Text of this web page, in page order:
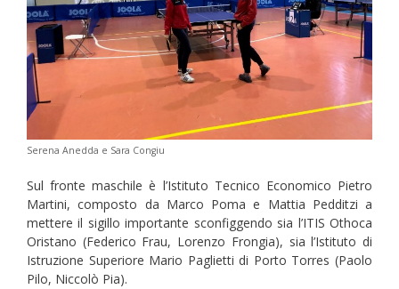
Serena Anedda e Sara Congiu
Sul fronte maschile è l’Istituto Tecnico Economico Pietro
Martini, composto da Marco Poma e Mattia Pedditzi a
mettere il sigillo importante sconfiggendo sia l’ITIS Othoca
Oristano (Federico Frau, Lorenzo Frongia), sia l’Istituto di
Istruzione Superiore Mario Paglietti di Porto Torres (Paolo
Pilo, Niccolò Pia).